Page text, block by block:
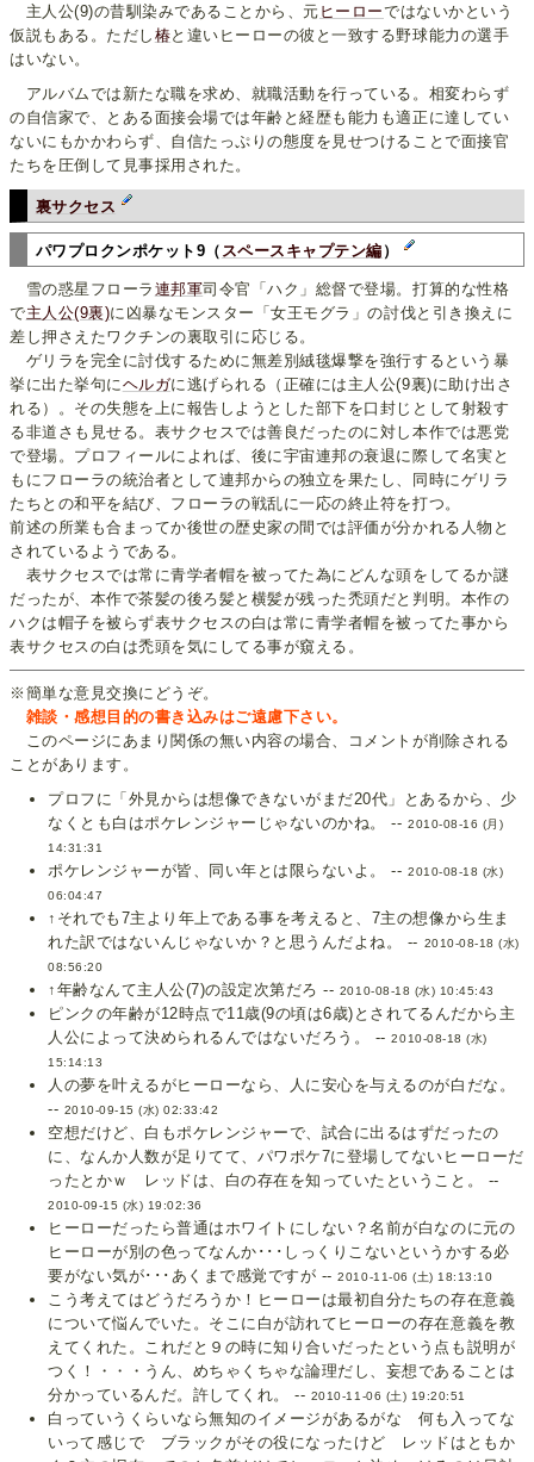
主人公(9)の昔馴染みであることから、元 ヒーローではないかという
仮説もある。ただし 椿と違いヒーローの彼と一致する野球能力の選手
はいない。
アルバムでは新たな職を求め、就職活動を行っている。相変わらず
の自信家で、とある面接会場では年齢と経歴も能力も適正に達してい
ないにもかかわらず、自信たっぷりの態度を見せつけることで面接官
たちを圧倒して見事採用された。
裏サクセス
パワプロクンポケット9（ スペースキャプテン編 ）
雪の惑星フローラ 連邦軍司令官「ハク」総督で登場。打算的な性格
で主人公(9裏)に凶暴なモンスター「女王モグラ」の討伐と引き換えに
差し押さえたワクチンの裏取引に応じる。
ゲリラを完全に討伐するために無差別絨毯爆撃を強行するという暴
挙に出た挙句に ヘルガに逃げられる（正確には主人公(9裏)に助け出さ
れる）。その失態を上に報告しようとした部下を口封じとして射殺す
る非道さも見せる。表サクセスでは善良だったのに対し本作では悪党
で登場。プロフィールによれば、後に宇宙連邦の衰退に際して名実と
もにフローラの統治者として連邦からの独立を果たし、同時にゲリラ
たちとの和平を結び、フローラの戦乱に一応の終止符を打つ。
前述の所業も合まってか後世の歴史家の間では評価が分かれる人物と
されているようである。
表サクセスでは常に青学者帽を被ってた為にどんな頭をしてるか謎
だったが、本作で茶髪の後ろ髪と横髪が残った禿頭だと判明。本作の
ハクは帽子を被らず表サクセスの白は常に青学者帽を被ってた事から
表サクセスの白は禿頭を気にしてる事が窺える。
※簡単な意見交換にどうぞ。
雑談・感想目的の書き込みはご遠慮下さい。
このページにあまり関係の無い内容の場合、コメントが削除される
ことがあります。
プロフに「外見からは想像できないがまだ20代」とあるから、少
なくとも白はポケレンジャーじゃないのかね。 -- 2010-08-16 (月)
14:31:31
ポケレンジャーが皆、同い年とは限らないよ。 -- 2010-08-18 (水)
06:04:47
↑それでも7主より年上である事を考えると、7主の想像から生ま
れた訳ではないんじゃないか？と思うんだよね。 -- 2010-08-18 (水)
08:56:20
↑年齢なんて主人公(7)の設定次第だろ -- 2010-08-18 (水) 10:45:43
ピンクの年齢が12時点で11歳(9の頃は6歳)とされてるんだから主
人公によって決められるんではないだろう。 --2010-08-18 (水)
15:14:13
人の夢を叶えるがヒーローなら、人に安心を与えるのが白だな。
-- 2010-09-15 (水) 02:33:42
空想だけど、白もポケレンジャーで、試合に出るはずだったの
に、なんか人数が足りてて、パワポケ7に登場してないヒーローだ
ったとかｗ レッドは、白の存在を知っていたということ。 --
2010-09-15 (水) 19:02:36
ヒーローだったら普通はホワイトにしない？名前が白なのに元の
ヒーローが別の色ってなんか･･･しっくりこないというかする必
要がない気が･･･あくまで感覚ですが --2010-11-06 (土) 18:13:10
こう考えてはどうだろうか！ヒーローは最初自分たちの存在意義
について悩んでいた。そこに白が訪れてヒーローの存在意義を教
えてくれた。これだと９の時に知り合いだったという点も説明が
つく！・・・うん、めちゃくちゃな論理だし、妄想であることは
分かっているんだ。許してくれ。 -- 2010-11-06 (土) 19:20:51
白っていうくらいなら無知のイメージがあるがな 何も入ってな
いって感じで ブラックがその役になったけど レッドはともか